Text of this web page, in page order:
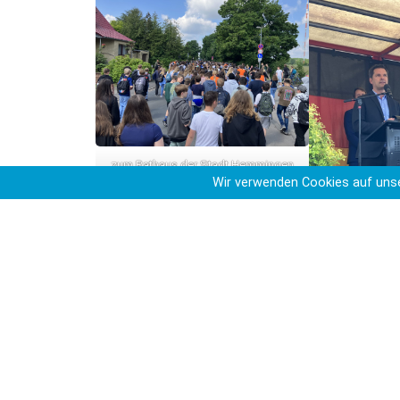
zum Rathaus der Stadt Hemmingen
Wir verwenden Cookies auf